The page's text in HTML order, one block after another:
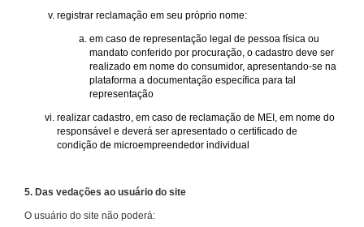
registrar reclamação em seu próprio nome:
em caso de representação legal de pessoa física ou
mandato conferido por procuração, o cadastro deve ser
realizado em nome do consumidor, apresentando-se na
plataforma a documentação específica para tal
representação
realizar cadastro, em caso de reclamação de MEI, em nome do
responsável e deverá ser apresentado o certificado de
condição de microempreendedor individual
5. Das vedações ao usuário do site
O usuário do site não poderá: